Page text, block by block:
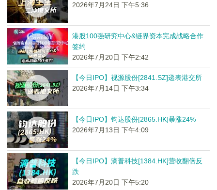
2026年7月24日 下午5:36
港股100强研究中心&链界资本完成战略合作
签约
2026年7月20日 下午2:42
【今日IPO】视源股份[2841.SZ]递表港交所
2026年7月14日 下午3:34
【今日IPO】钧达股份[2865.HK]暴涨24%
2026年7月13日 下午4:09
【今日IPO】滴普科技[1384.HK]营收翻倍反
跌
2026年7月20日 下午5:20